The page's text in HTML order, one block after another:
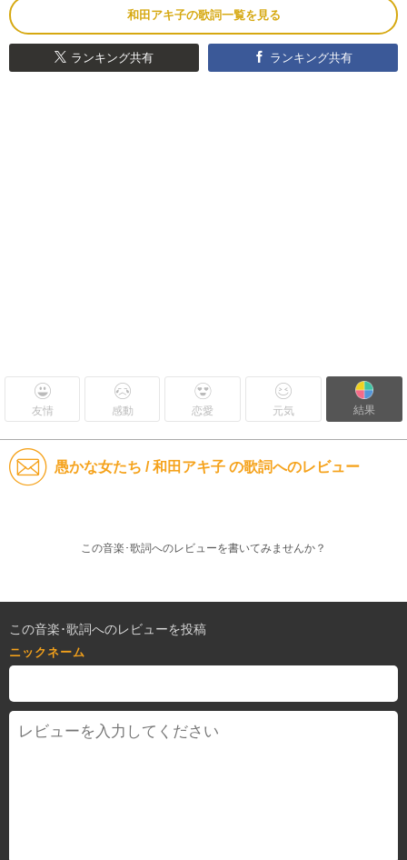
和田アキ子の歌詞一覧を見る
ランキング共有 ランキング共有
友情 感動 恋愛 元気 結果
愚かな女たち / 和田アキ子 の歌詞へのレビュー
この音楽･歌詞へのレビューを書いてみませんか？
この音楽･歌詞へのレビューを投稿
ニックネーム